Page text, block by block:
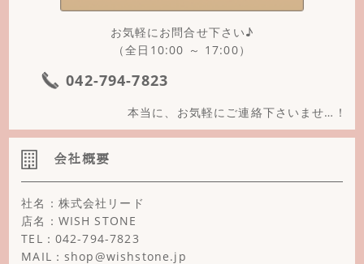
ホークスアイ
ボツワナアゲート
マザーオブパール
マルチカラートルマリン
ミルキーアクアマリン
モスアゲート
ユナカイト
お気軽にお問合せ下さい♪
（全日10:00 ～ 17:00）
042-794-7823
本当に、お気軽にご連絡下さいませ…！
会社概要
社名：株式会社リード
店名：WISH STONE
TEL：042-794-7823
MAIL：shop@wishstone.jp